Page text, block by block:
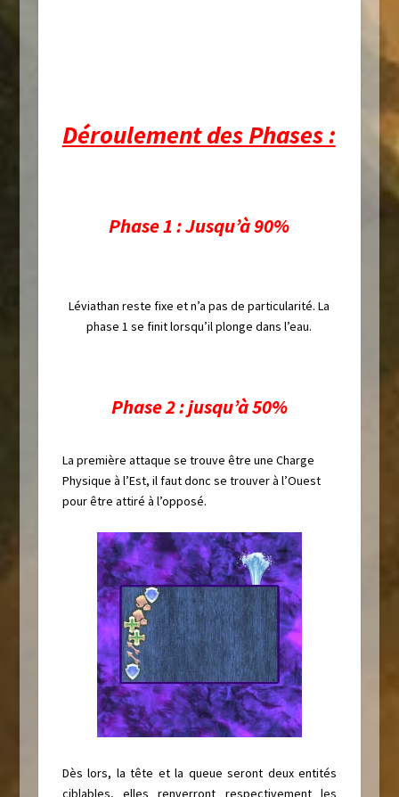
Déroulement des Phases :
Phase 1 : Jusqu’à 90%
Léviathan reste fixe et n’a pas de particularité. La
phase 1 se finit lorsqu’il plonge dans l’eau.
Phase 2 : jusqu’à 50%
La première attaque se trouve être une Charge
Physique à l’Est, il faut donc se trouver à l’Ouest
pour être attiré à l’opposé.
Dès lors, la tête et la queue seront deux entités
ciblables, elles renverront respectivement les